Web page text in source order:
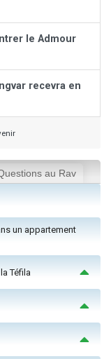
le Admour
recevra en
au Rav
un appartement
Téfila